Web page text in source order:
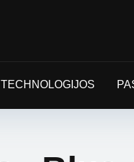
TECHNOLOGIJOS